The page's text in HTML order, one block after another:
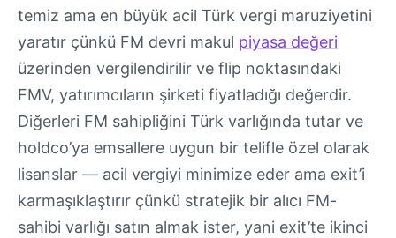
temiz ama en büyük acil Türk vergi maruziyetini
yaratır çünkü FM devri makul piyasa değeri
üzerinden vergilendirilir ve flip noktasındaki
FMV, yatırımcıların şirketi fiyatladığı değerdir.
Diğerleri FM sahipliğini Türk varlığında tutar ve
holdco’ya emsallere uygun bir telifle özel olarak
lisanslar — acil vergiyi minimize eder ama exit’i
karmaşıklaştırır çünkü stratejik bir alıcı FM-
sahibi varlığı satın almak ister, yani exit’te ikinci